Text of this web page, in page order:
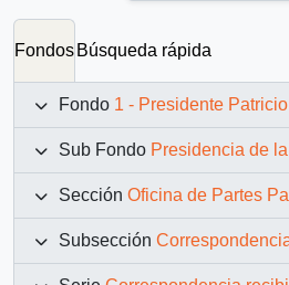
Fondos Búsqueda rápida
Fondo 1 - Presidente Patricio
Sub Fondo Presidencia de la
Sección Oficina de Partes
Subsección